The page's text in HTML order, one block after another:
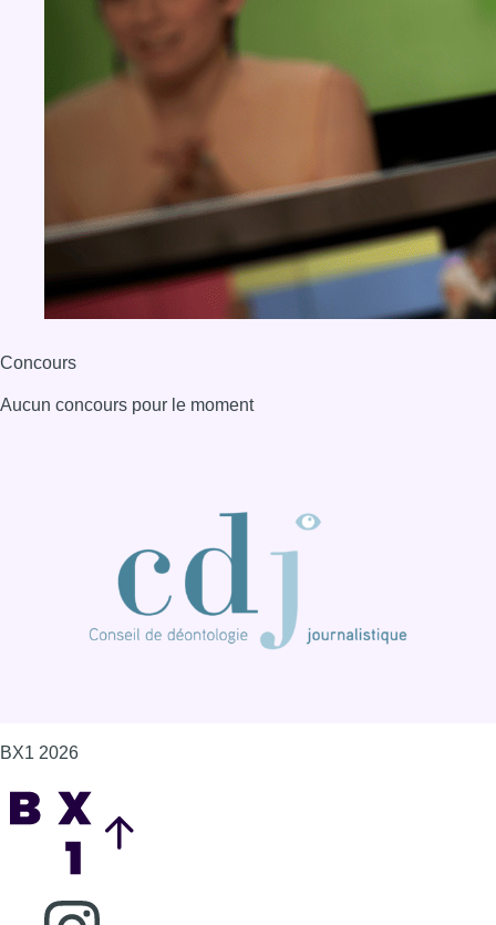
Concours
Aucun concours pour le moment
BX1 2026
Consulter page Instagram